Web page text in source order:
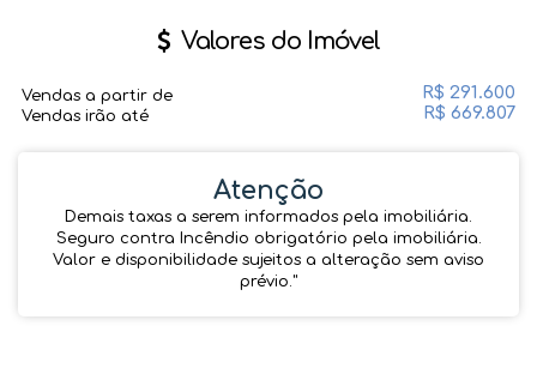
Valores do Imóvel
R$ 291.600
Vendas a partir de
R$ 669.807
Vendas irão até
Atenção
Demais taxas a serem informados pela imobiliária.
Seguro contra Incêndio obrigatório pela imobiliária.
Valor e disponibilidade sujeitos a alteração sem aviso
prévio.''